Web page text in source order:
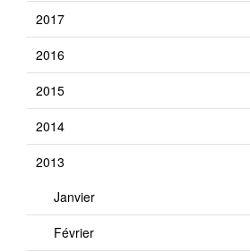
2017
2016
2015
2014
2013
Janvier
Février